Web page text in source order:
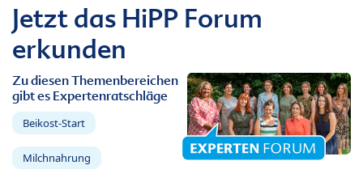
Jetzt das HiPP Forum
erkunden
Zu diesen Themenbereichen
gibt es Expertenratschläge
Beikost-Start
Milchnahrung